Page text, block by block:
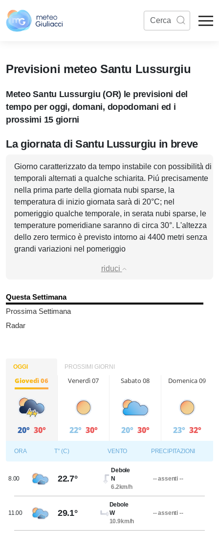
Previsioni meteo Santu Lussurgiu
Meteo Santu Lussurgiu (OR) le previsioni del
tempo per oggi, domani, dopodomani ed i
prossimi 15 giorni
La giornata di Santu Lussurgiu in breve
Giorno caratterizzato da tempo instabile con possibilità di
temporali alternati a qualche schiarita. Piú precisamente
nella prima parte della giornata nubi sparse, la
temperatura di inizio giornata sarà di 20°C; nel
pomeriggio qualche temporale, in serata nubi sparse, le
temperature pomeridiane saranno di circa 30°. L'altezza
dello zero termico è previsto intorno ai 4400 metri senza
grandi variazioni nel pomeriggio
riduci
Questa Settimana
Prossima Settimana
Radar
OGGI PROSSIMI GIORNI
Giovedì 06
20° 30°
Venerdì 07
22° 30°
Sabato 08
20° 30°
Domenica 09
23° 32°
ORA T° (C) VENTO PRECIPITAZIONI
8.00 22.7°
Debole
N
6.2km/h
-- assenti --
11.00 29.1°
Debole
W
10.9km/h
-- assenti --